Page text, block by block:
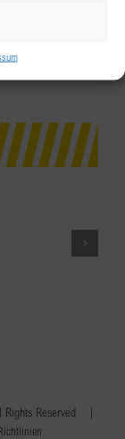
Rights Reserved |